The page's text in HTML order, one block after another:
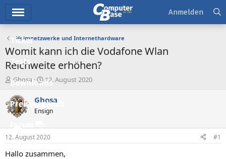
Ticker
Tests
Downloads
Preisvergleich
Forum
Aktuelles
Anmelden
Heimnetzwerke und Internethardware
Womit kann ich die Vodafone Wlan
Reichweite erhöhen?
E
r
s
t
e
e
r
Ghosa
E
r
s
t
e
l
t
a
12. August 2020
Ghosa
Ensign
12. August 2020 #1
Hallo zusammen,